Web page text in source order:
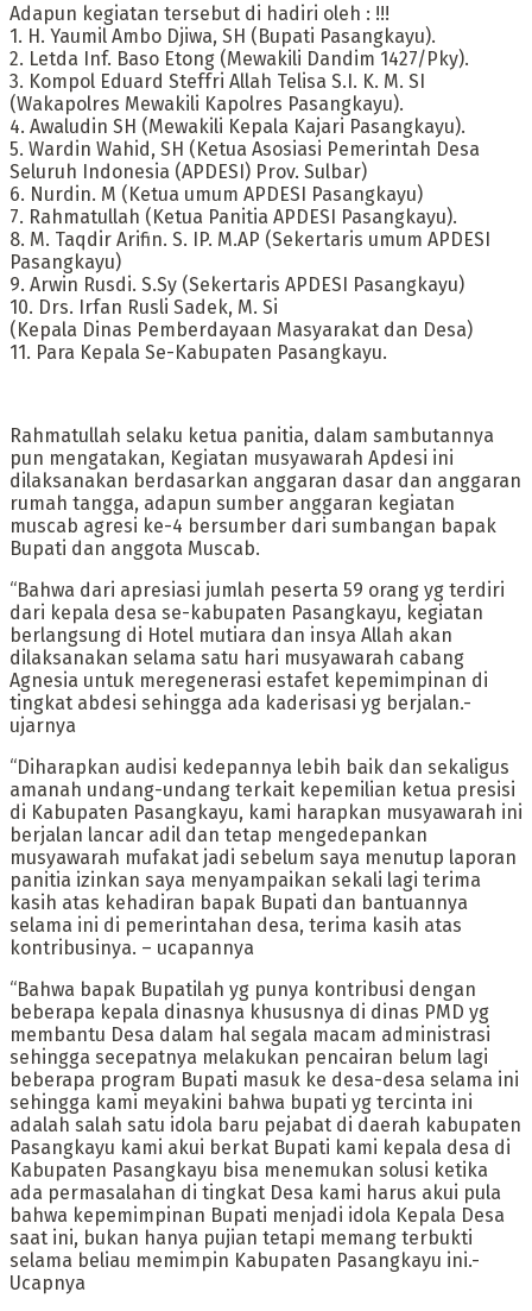
Adapun kegiatan tersebut di hadiri oleh : !!!
1. H. Yaumil Ambo Djiwa, SH (Bupati Pasangkayu).
2. Letda Inf. Baso Etong (Mewakili Dandim 1427/Pky).
3. Kompol Eduard Steffri Allah Telisa S.I. K. M. SI
(Wakapolres Mewakili Kapolres Pasangkayu).
4. Awaludin SH (Mewakili Kepala Kajari Pasangkayu).
5. Wardin Wahid, SH (Ketua Asosiasi Pemerintah Desa
Seluruh Indonesia (APDESI) Prov. Sulbar)
6. Nurdin. M (Ketua umum APDESI Pasangkayu)
7. Rahmatullah (Ketua Panitia APDESI Pasangkayu).
8. M. Taqdir Arifin. S. IP. M.AP (Sekertaris umum APDESI
Pasangkayu)
9. Arwin Rusdi. S.Sy (Sekertaris APDESI Pasangkayu)
10. Drs. Irfan Rusli Sadek, M. Si
(Kepala Dinas Pemberdayaan Masyarakat dan Desa)
11. Para Kepala Se-Kabupaten Pasangkayu.
Rahmatullah selaku ketua panitia, dalam sambutannya
pun mengatakan, Kegiatan musyawarah Apdesi ini
dilaksanakan berdasarkan anggaran dasar dan anggaran
rumah tangga, adapun sumber anggaran kegiatan
muscab agresi ke-4 bersumber dari sumbangan bapak
Bupati dan anggota Muscab.
“Bahwa dari apresiasi jumlah peserta 59 orang yg terdiri
dari kepala desa se-kabupaten Pasangkayu, kegiatan
berlangsung di Hotel mutiara dan insya Allah akan
dilaksanakan selama satu hari musyawarah cabang
Agnesia untuk meregenerasi estafet kepemimpinan di
tingkat abdesi sehingga ada kaderisasi yg berjalan.-
ujarnya
“Diharapkan audisi kedepannya lebih baik dan sekaligus
amanah undang-undang terkait kepemilian ketua presisi
di Kabupaten Pasangkayu, kami harapkan musyawarah ini
berjalan lancar adil dan tetap mengedepankan
musyawarah mufakat jadi sebelum saya menutup laporan
panitia izinkan saya menyampaikan sekali lagi terima
kasih atas kehadiran bapak Bupati dan bantuannya
selama ini di pemerintahan desa, terima kasih atas
kontribusinya. – ucapannya
“Bahwa bapak Bupatilah yg punya kontribusi dengan
beberapa kepala dinasnya khususnya di dinas PMD yg
membantu Desa dalam hal segala macam administrasi
sehingga secepatnya melakukan pencairan belum lagi
beberapa program Bupati masuk ke desa-desa selama ini
sehingga kami meyakini bahwa bupati yg tercinta ini
adalah salah satu idola baru pejabat di daerah kabupaten
Pasangkayu kami akui berkat Bupati kami kepala desa di
Kabupaten Pasangkayu bisa menemukan solusi ketika
ada permasalahan di tingkat Desa kami harus akui pula
bahwa kepemimpinan Bupati menjadi idola Kepala Desa
saat ini, bukan hanya pujian tetapi memang terbukti
selama beliau memimpin Kabupaten Pasangkayu ini.-
Ucapnya